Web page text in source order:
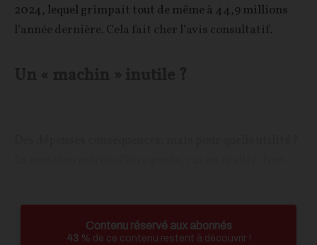
2024, lequel grimpait tout de même à 44,9 millions
l’année dernière. Cela fait cher l’avis consultatif.
Contenu réservé aux abonnés
43 % de ce contenu restent à découvrir !